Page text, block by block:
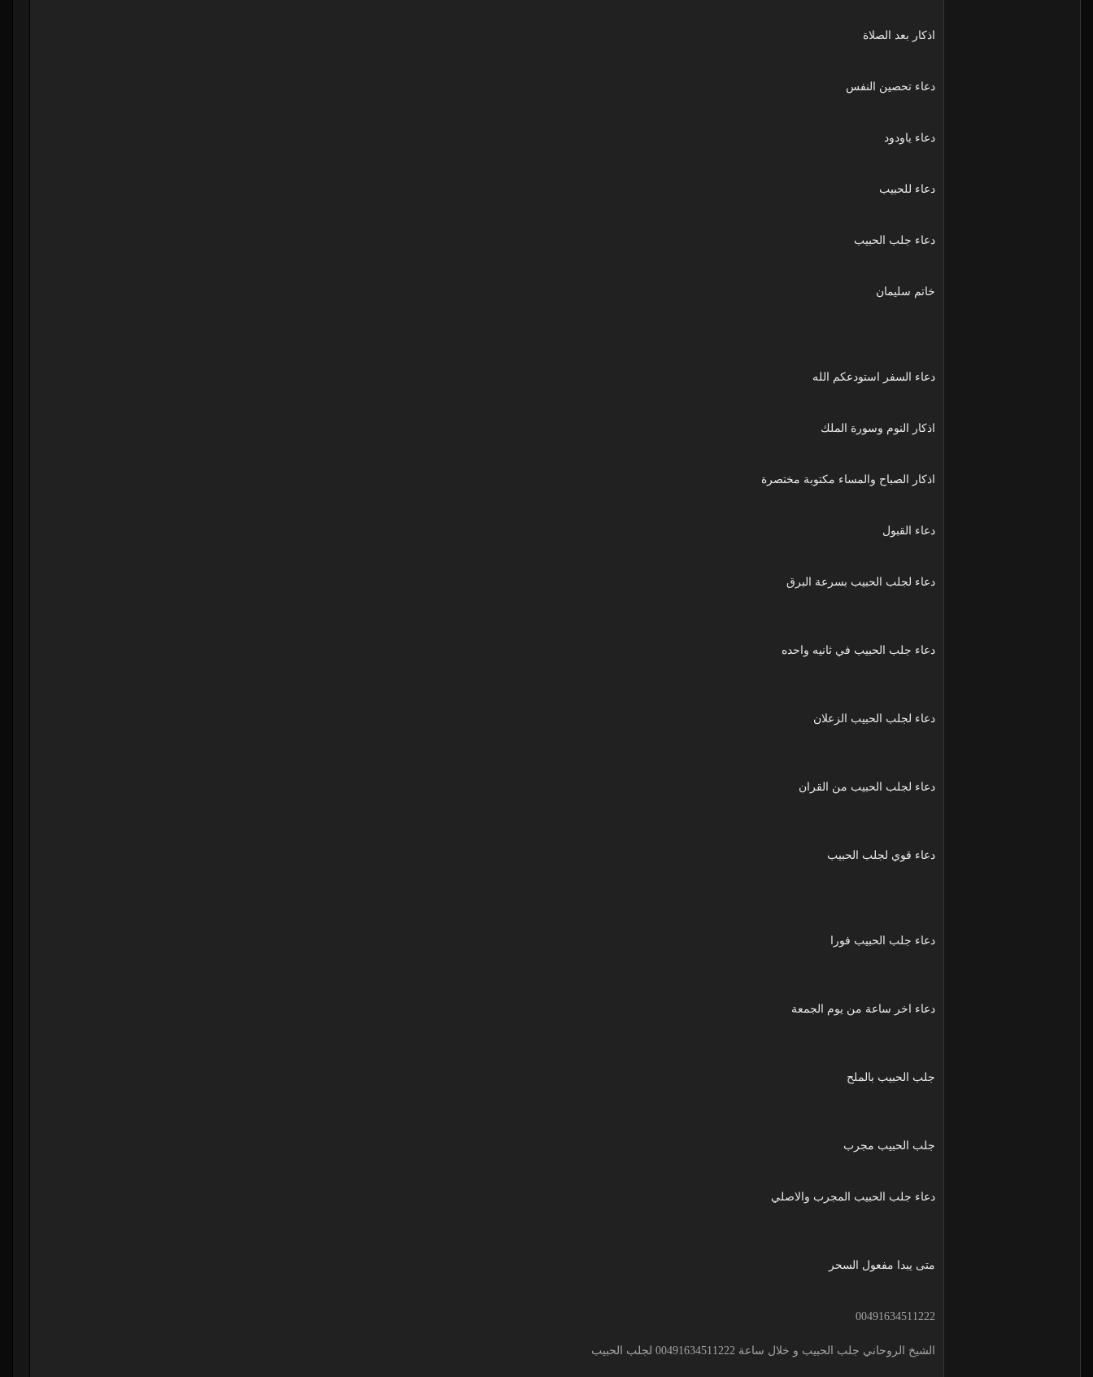
اذكار بعد الصلاة
دعاء تحصين النفس
دعاء ياودود
دعاء للحبيب
دعاء جلب الحبيب
خاتم سليمان
دعاء السفر استودعكم الله
اذكار النوم وسورة الملك
اذكار الصباح والمساء مكتوبة مختصرة
دعاء القبول
دعاء لجلب الحبيب بسرعة البرق
دعاء جلب الحبيب في ثانيه واحده
دعاء لجلب الحبيب الزعلان
دعاء لجلب الحبيب من القران
دعاء قوي لجلب الحبيب
دعاء جلب الحبيب فورا
دعاء اخر ساعة من يوم الجمعة
جلب الحبيب بالملح
جلب الحبيب مجرب
دعاء جلب الحبيب المجرب والاصلي
متى يبدا مفعول السحر
00491634511222
الشيخ الروحاني جلب الحبيب و خلال ساعة 00491634511222 لجلب الحبيب